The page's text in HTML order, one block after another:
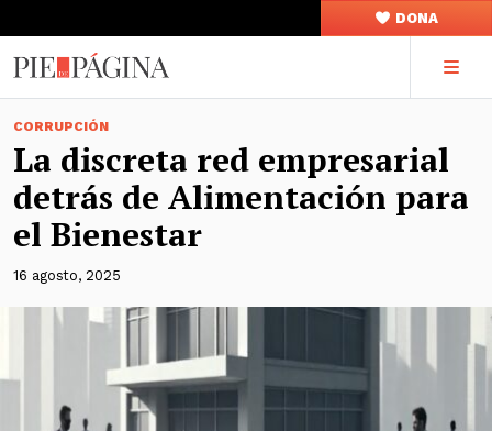
DONA
CORRUPCIÓN
La discreta red empresarial
detrás de Alimentación para
el Bienestar
16 agosto, 2025